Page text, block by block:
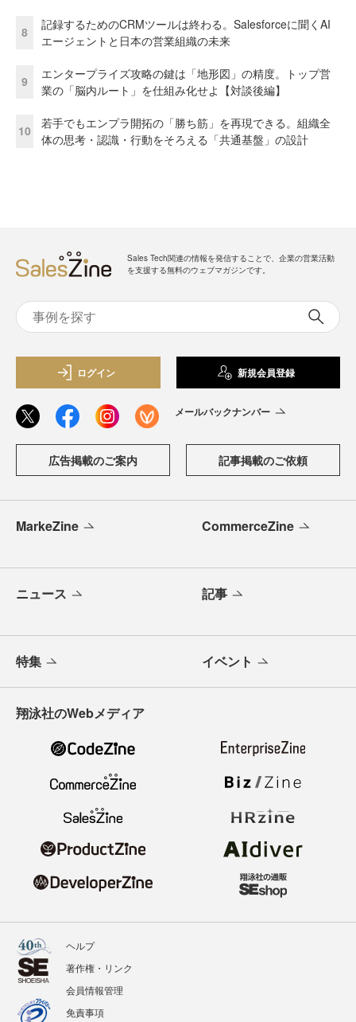
8
記録するためのCRMツールは終わる。Salesforceに聞くAI
エージェントと日本の営業組織の未来
9
エンタープライズ攻略の鍵は「地形図」の精度。トップ営
業の「脳内ルート」を仕組み化せよ【対談後編】
10
若手でもエンプラ開拓の「勝ち筋」を再現できる。組織全
体の思考・認識・行動をそろえる「共通基盤」の設計
Sales Tech関連の情報を発信することで、企業の営業活動
を支援する無料のウェブマガジンです。
ログイン 新規会員登録
メールバックナンバー
広告掲載のご案内 記事掲載のご依頼
MarkeZine CommerceZine
ニュース 記事
特集 イベント
翔泳社のWebメディア
ヘルプ
著作権・リンク
会員情報管理
免責事項